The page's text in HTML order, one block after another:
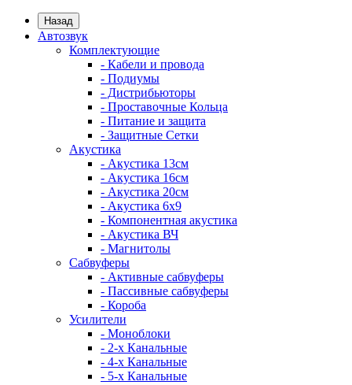
Назад
Автозвук
Комплектующие
- Кабели и провода
- Подиумы
- Дистрибьюторы
- Проставочные Кольца
- Питание и защита
- Защитные Сетки
Акустика
- Акустика 13см
- Акустика 16см
- Акустика 20см
- Акустика 6x9
- Компонентная акустика
- Акустика ВЧ
- Магнитолы
Сабвуферы
- Активные сабвуферы
- Пассивные сабвуферы
- Короба
Усилители
- Моноблоки
- 2-х Канальные
- 4-х Канальные
- 5-х Канальные